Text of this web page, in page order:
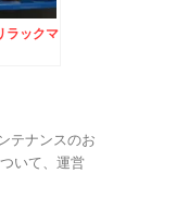
ラックマ
テナンスのお
いて、運営